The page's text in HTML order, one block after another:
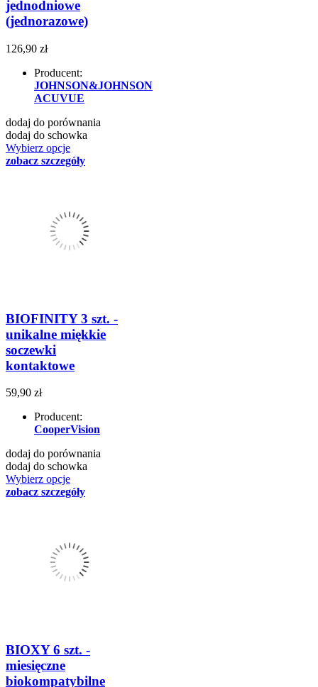
jednodniowe
(jednorazowe)
126,90 zł
Producent:
JOHNSON&JOHNSON
ACUVUE
dodaj do porównania
dodaj do schowka
Wybierz opcje
zobacz szczegóły
BIOFINITY 3 szt. -
unikalne miękkie
soczewki
kontaktowe
59,90 zł
Producent:
CooperVision
dodaj do porównania
dodaj do schowka
Wybierz opcje
zobacz szczegóły
BIOXY 6 szt. -
miesięczne
biokompatybilne